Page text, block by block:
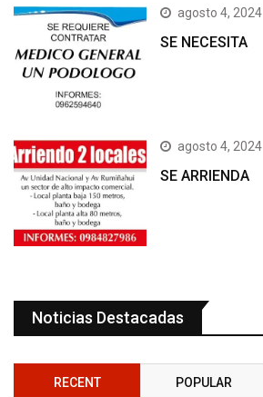
agosto 4, 2024
SE NECESITA
agosto 4, 2024
SE ARRIENDA
Noticias Destacadas
RECENT POPULAR